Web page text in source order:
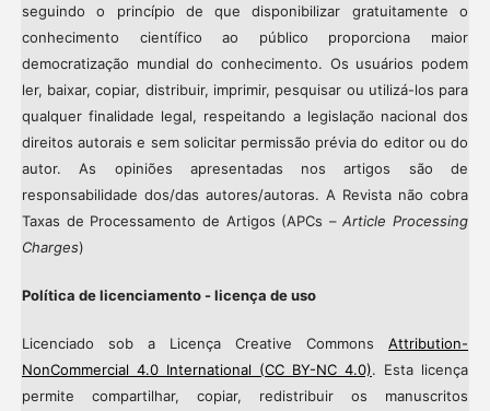
seguindo o princípio de que disponibilizar gratuitamente o
conhecimento científico ao público proporciona maior
democratização mundial do conhecimento. Os usuários podem
ler, baixar, copiar, distribuir, imprimir, pesquisar ou utilizá-los para
qualquer finalidade legal, respeitando a legislação nacional dos
direitos autorais e sem solicitar permissão prévia do editor ou do
autor. As opiniões apresentadas nos artigos são de
responsabilidade dos/das autores/autoras. A Revista não cobra
Taxas de Processamento de Artigos (APCs –Article Processing
Charges)
Política de licenciamento - licença de uso
Licenciado sob a Licença Creative CommonsAttribution-
NonCommercial 4.0 International (CC BY-NC 4.0). Esta licença
permite compartilhar, copiar, redistribuir os manuscritos